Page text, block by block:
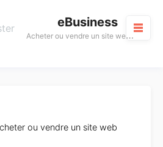
eBusiness
A
cheter ou vendre un site web rentable
ou vendre un site web